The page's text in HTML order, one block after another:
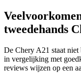
tweedehands
De Chery A21 staat niet
in vergelijking met
reviews wijzen op een